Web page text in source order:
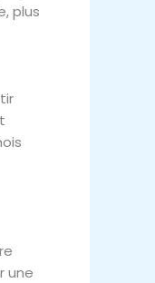
plus
une